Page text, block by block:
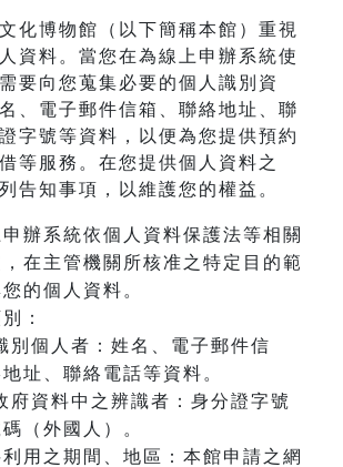
化博物館（以下簡稱本館）重視
資料。當您在為線上申辦系統使
要向您蒐集必要的個人識別資
、電子郵件信箱、聯絡地址、聯
字號等資料，以便為您提供預約
等服務。在您提供個人資料之
告知事項，以維護您的權益。
辦系統依個人資料保護法等相關
在主管機關所核准之特定目的範
的個人資料。
：
別個人者：姓名、電子郵件信
址、聯絡電話等資料。
府資料中之辨識者：身分證字號
（外國人）。
用之期間、地區：本館申請之網